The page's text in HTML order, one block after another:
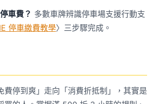
車費？ 多數車牌辨識停車場支援行動支
停車繳費教學〉三步驟完成。
費停到爽」走向「消費折抵制」，其實是